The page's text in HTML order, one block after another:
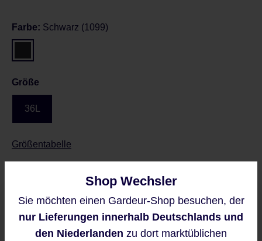
Farbe: Schwarz (1099)
Größe
36L
Größentabelle
Regulärer Preis:
119,95 €
Shop Wechsler
Sie möchten einen Gardeur-Shop besuchen, der
nur Lieferungen innerhalb Deutschlands und
den Niederlanden zu dort marktüblichen
Diese Website verwendet Cookies,
um eine bestmögliche Erfahrung
bieten zu können.